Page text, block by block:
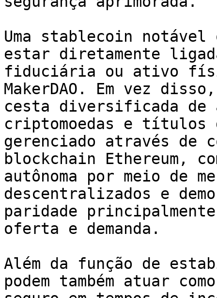
Uma stablecoin
estar diretamente
fiduciária ou ativo
MakerDAO. Em vez
cesta diversificada
criptomoedas e
gerenciado através de
blockchain Ethereum,
autônoma por meio de
descentralizados e
paridade
oferta e demanda.
Além da função de
podem também atuar